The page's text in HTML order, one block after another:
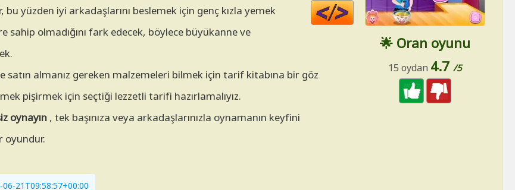
🌟 Oran oyunu
15 oydan 4.7 /5
Code
HTML
yüzden iyi arkadaşlarını beslemek için genç kızla yemek
sahip olmadığını fark edecek, böylece büyükanne ve
satın almanız gereken malzemeleri bilmek için tarif kitabına bir göz
pişirmek için seçtiği lezzetli tarifi hazırlamalıyız.
oynayın , tek başınıza veya arkadaşlarınızla oynamanın keyfini
oyundur.
21T09:58:57+00:00